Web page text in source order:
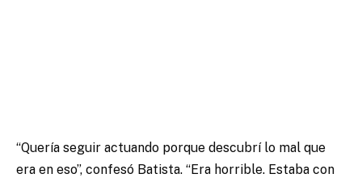
“Quería seguir actuando porque descubrí lo mal que
era en eso”, confesó Batista. “Era horrible. Estaba con